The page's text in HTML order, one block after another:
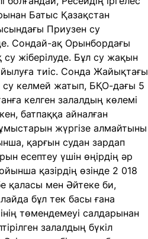
Батыс Қазақстан
Приузен су
Сондай-ақ Орынбордағы
жіберілуде. Бұл су жақын
тиіс. Сонда Жайықтағы
су келмей жатып, БҚО-дағы 5
келген залалдың көлемі
батпаққа айналған
жүргізе алмайтыны
қарғын судан зардап
есептеу үшін өңірдің әр
қазірдің өзінде 2 018
қаласы мен Әйтеке би,
бұл тек басы ғана
төмендемеуі салдарынан
залалдың бүкіл